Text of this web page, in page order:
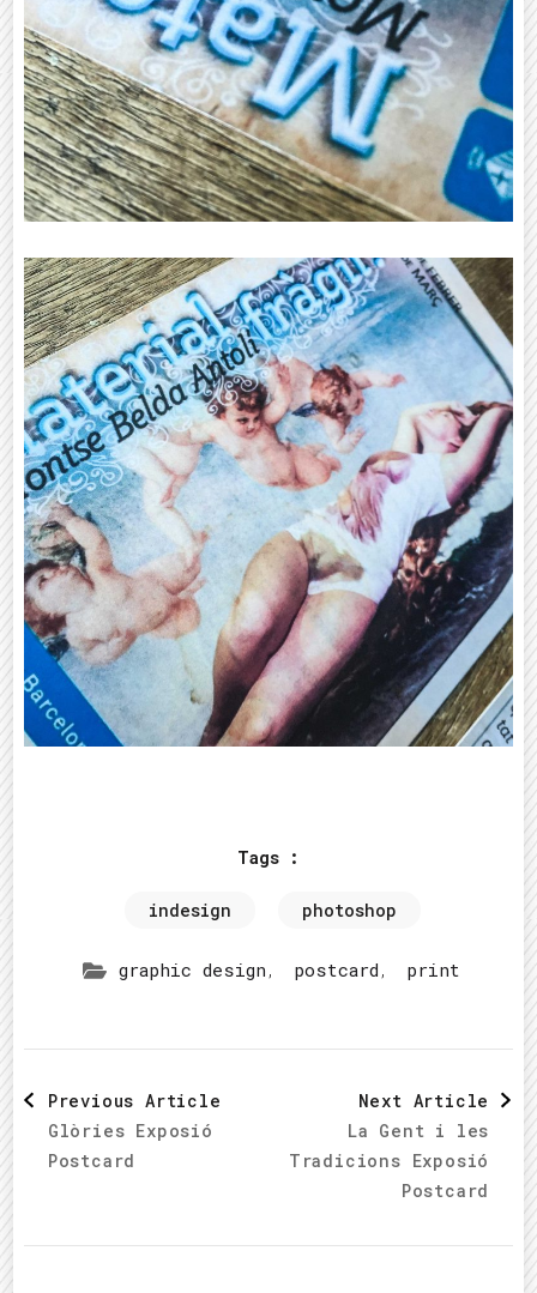
Tags :
indesign photoshop
graphic design postcard print
Post
Navigation
Previous Article
Glòries Exposió
Postcard
Next Article
La Gent i les
Tradicions Exposió
Postcard